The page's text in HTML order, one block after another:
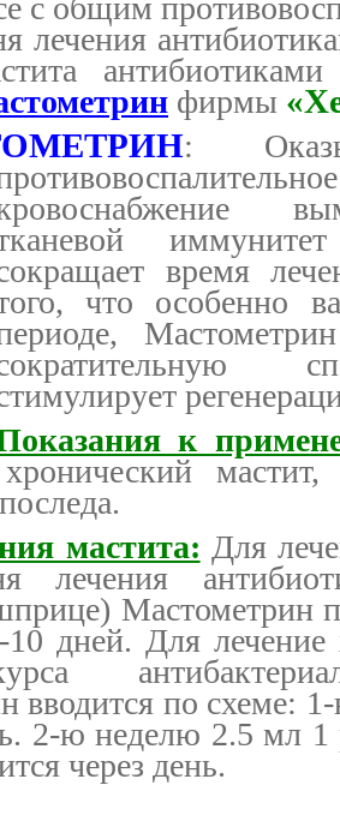
с общим
лечения
фирмы
:
время
что особенно
к
мастит,
мастита: Для
лечения
Мастометрин
дней. Для лечение
вводится по схеме:
2-ю неделю 2.5 мл
через день.